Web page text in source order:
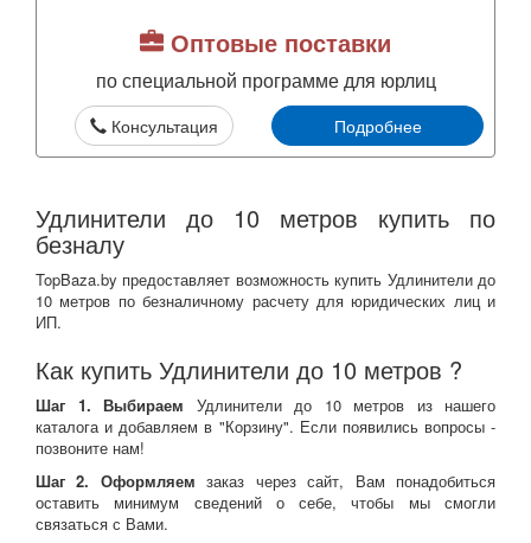
Оптовые поставки
по специальной программе для юрлиц
Консультация Подробнее
Удлинители до 10 метров купить по
безналу
TopBaza.by предоставляет возможность купить Удлинители до
10 метров по безналичному расчету для юридических лиц и
ИП.
Как купить Удлинители до 10 метров ?
Шаг 1. Выбираем Удлинители до 10 метров из нашего
каталога и добавляем в "Корзину". Если появились вопросы -
позвоните нам!
Шаг 2. Оформляем заказ через сайт, Вам понадобиться
оставить минимум сведений о себе, чтобы мы смогли
связаться с Вами.